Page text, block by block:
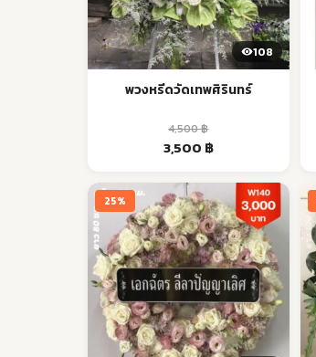
108
พวงหรีดวัดเทพศิรินทร์
4,500฿
Original
4,500 ฿.
3,500 ฿Current
3,500 ฿.
25%